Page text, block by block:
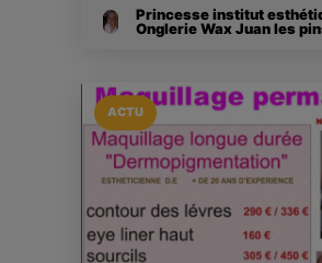
Princesse institut
Onglerie Wax Juan les
ACTU